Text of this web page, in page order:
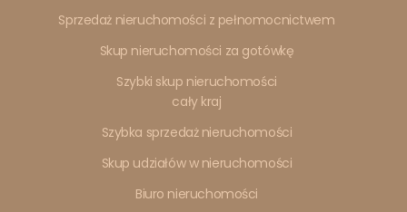
Sprzedaż nieruchomości z pełnomocnictwem
Skup nieruchomości za gotówkę
Szybki skup nieruchomości
cały kraj
Szybka sprzedaż nieruchomości
Skup udziałów w nieruchomości
Biuro nieruchomości